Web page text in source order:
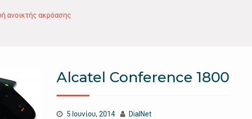
ανοικτής ακρόασης
Alcatel Conference 1800
5 Ιουνίου, 2014 DialNet